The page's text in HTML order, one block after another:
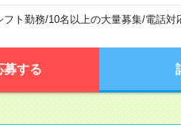
フト勤務/10名以上の大量募集/電話対
募する